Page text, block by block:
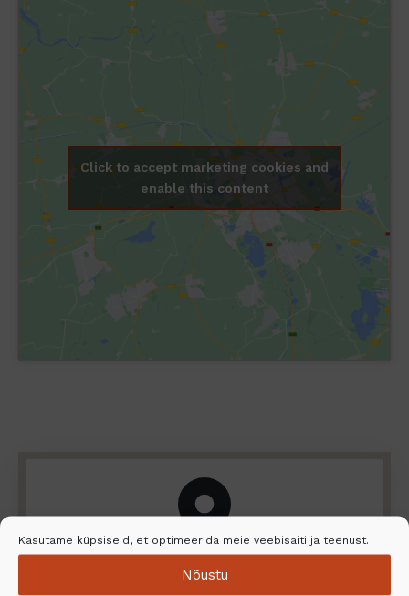
Kasutame küpsiseid, et optimeerida meie veebisaiti ja teenust.
Nõustu
Click to accept marketing cookies and
enable this content
Leidke lähim edasimüüja ja